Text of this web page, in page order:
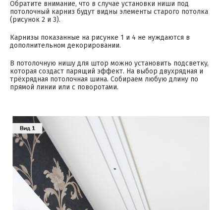
Обратите внимание, что в случае установки ниши под
потолочный карниз будут видны элементы старого потолка
(рисунок 2 и 3).
Карнизы показанные на рисунке 1 и 4 не нуждаются в
дополнительном декорировании.
В потолочную нишу для штор можно установить подсветку,
которая создаст парящий эффект. На выбор двухрядная и
трёхрядная потолочная шина. Собираем любую длину по
прямой линии или с поворотами.